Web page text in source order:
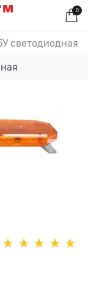
0
светодиодная